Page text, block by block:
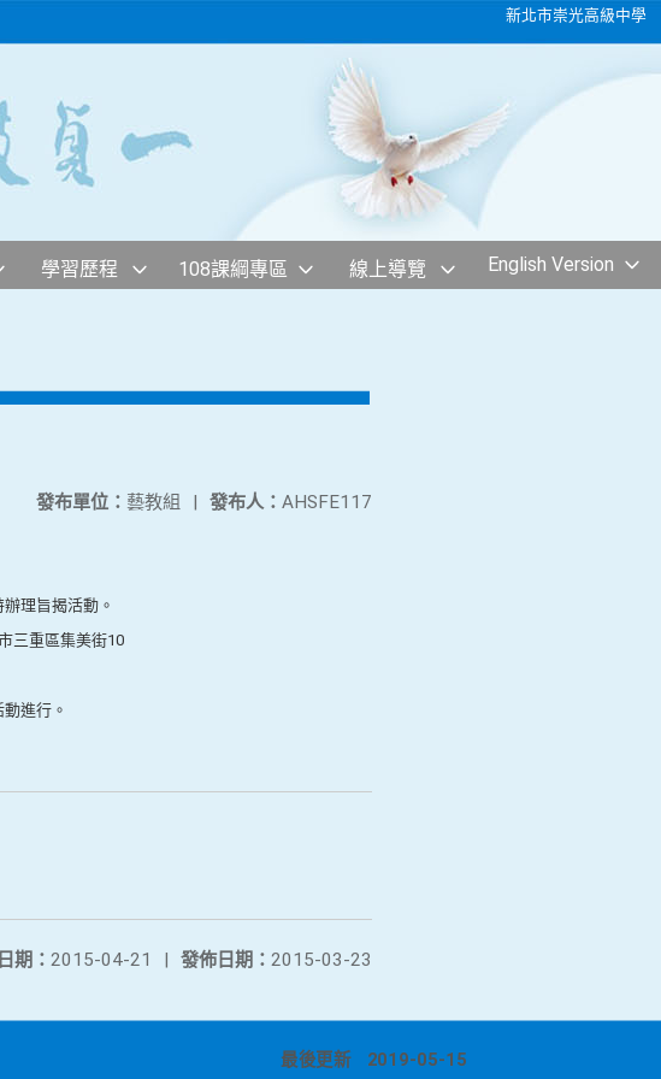
新北市崇光高級中學
學習歷程 108課綱專區 線上導覽 English Version
發布人： AHSFE117
發布單位： 藝教組 |
理旨揭活動。
三重區集美街10
進行。
發佈日期： 2015-03-23
期： 2015-04-21 |
最後更新 2019-05-15